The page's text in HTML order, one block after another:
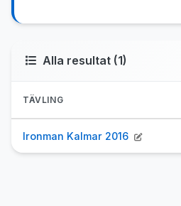
Alla resultat (1)
TÄVLING
Ironman Kalmar 2016